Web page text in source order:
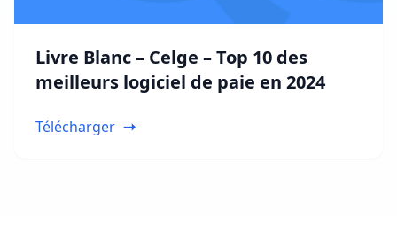
Livre Blanc – Celge – Top 10 des
meilleurs logiciel de paie en 2024
Télécharger